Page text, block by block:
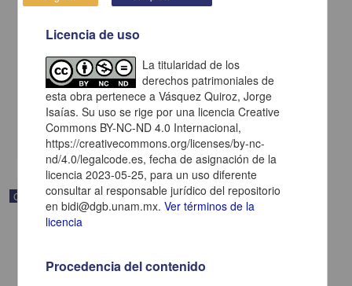
una fotografía
Pitman, H. C.
[sin fecha]
Multidisciplina
Correspondencia postal
Licencia de uso
La titularidad de los
derechos patrimoniales de
esta obra pertenece a Vásquez Quiroz, Jorge
Isaías. Su uso se rige por una licencia Creative
Commons BY-NC-ND 4.0 Internacional,
https://creativecommons.org/licenses/by-nc-
nd/4.0/legalcode.es, fecha de asignación de la
licencia 2023-05-25, para un uso diferente
consultar al responsable jurídico del repositorio
en bidi@dgb.unam.mx.Ver términos de la
licencia
Procedencia del contenido